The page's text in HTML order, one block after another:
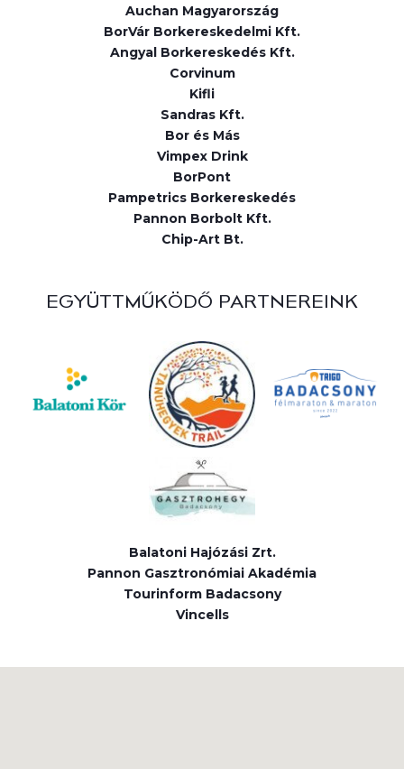
Auchan Magyarország
BorVár Borkereskedelmi Kft.
Angyal Borkereskedés Kft.
Corvinum
Kifli
Sandras Kft.
Bor és Más
Vimpex Drink
BorPont
Pampetrics Borkereskedés
Pannon Borbolt Kft.
Chip-Art Bt.
EGYÜTTMŰKÖDŐ PARTNEREINK
Balatoni Hajózási Zrt.
Pannon Gasztronómiai Akadémia
Tourinform Badacsony
Vincells